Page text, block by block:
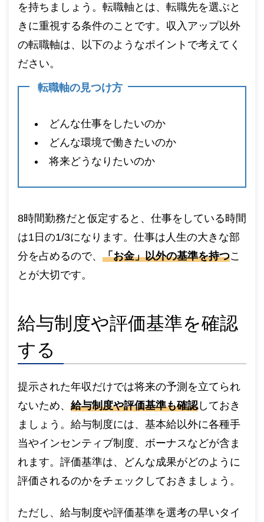
を持ちましょう。転職軸とは、転職先を選ぶと
きに重視する条件のことです。収入アップ以外
の転職軸は、以下のようなポイントで考えてく
ださい。
転職軸の見つけ方
どんな仕事をしたいのか
どんな環境で働きたいのか
将来どうなりたいのか
8時間勤務だと仮定すると、仕事をしている時間
は1日の1/3になります。仕事は人生の大きな部
分を占めるので、 「お金」以外の基準を持つこ
とが大切です。
給与制度や評価基準を確認
する
提示された年収だけでは将来の予測を立てられ
ないため、 給与制度や評価基準も確認しておき
ましょう。給与制度には、基本給以外に各種手
当やインセンティブ制度、ボーナスなどが含ま
れます。評価基準は、どんな成果がどのように
評価されるのかをチェックしておきましょう。
ただし、給与制度や評価基準を選考の早いタイ